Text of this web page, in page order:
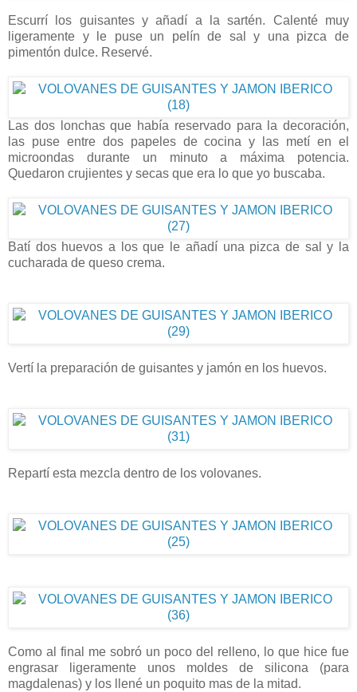
Escurrí los guisantes y añadí a la sartén. Calenté muy
ligeramente y le puse un pelín de sal y una pizca de
pimentón dulce. Reservé.
Las dos lonchas que había reservado para la decoración,
las puse entre dos papeles de cocina y las metí en el
microondas durante un minuto a máxima potencia.
Quedaron crujientes y secas que era lo que yo buscaba.
Batí dos huevos a los que le añadí una pizca de sal y la
cucharada de queso crema.
Vertí la preparación de guisantes y jamón en los huevos.
Repartí esta mezcla dentro de los volovanes.
Como al final me sobró un poco del relleno, lo que hice fue
engrasar ligeramente unos moldes de silicona (para
magdalenas) y los llené un poquito mas de la mitad.